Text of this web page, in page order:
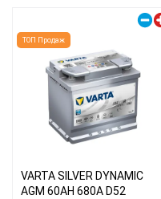
ТОП Продаж
VARTA SILVER DYNAMIC
AGM 60AH 680A D52